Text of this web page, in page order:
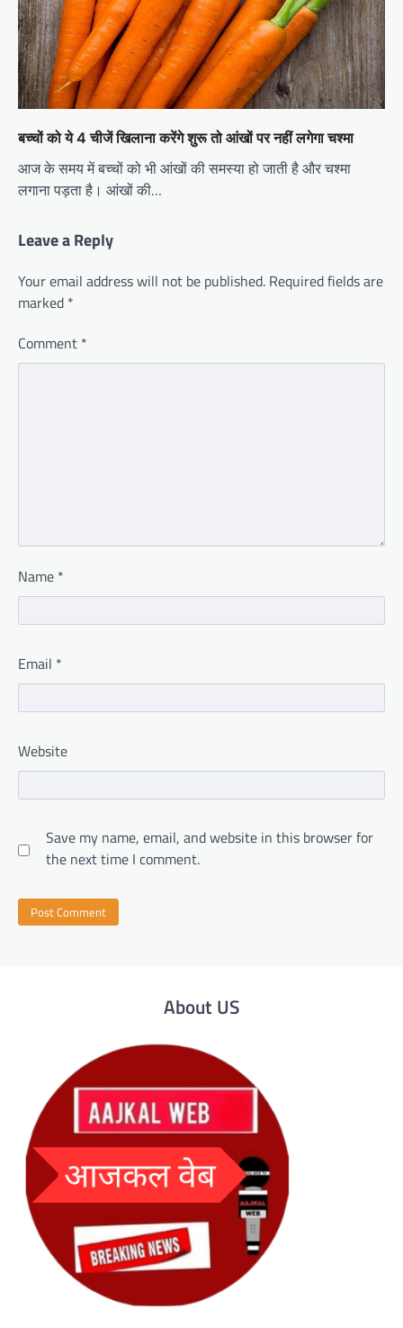
बच्चों को ये 4 चीजें खिलाना करेंगे शुरू तो आंखों पर नहीं लगेगा चश्मा
आज के समय में बच्चों को भी आंखों की समस्या हो जाती है और चश्मा
लगाना पड़ता है। आंखों की…
Leave a Reply
Your email address will not be published. Required fields are
marked *
Comment *
Name *
Email *
Website
Save my name, email, and website in this browser for
the next time I comment.
About US